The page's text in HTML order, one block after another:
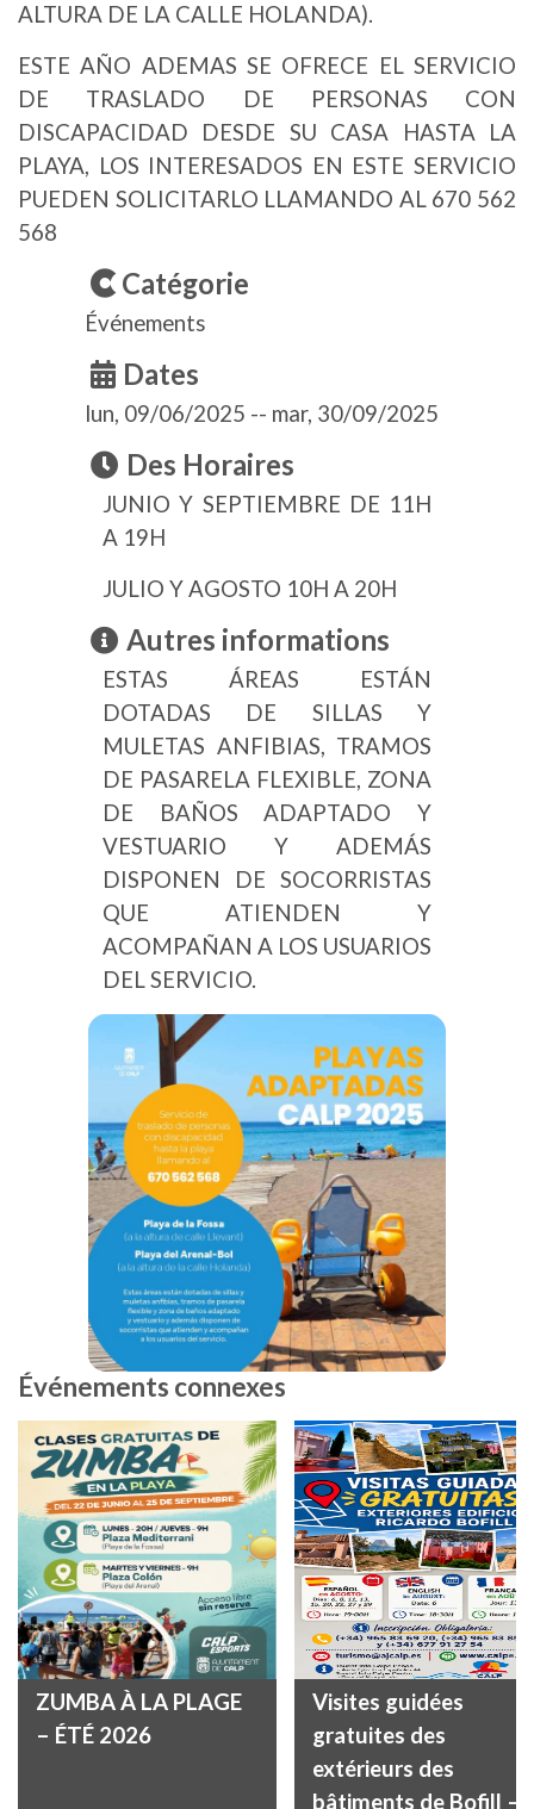
ALTURA DE LA CALLE HOLANDA).
ESTE AÑO ADEMAS SE OFRECE EL SERVICIO
DE TRASLADO DE PERSONAS CON
DISCAPACIDAD DESDE SU CASA HASTA LA
PLAYA, LOS INTERESADOS EN ESTE SERVICIO
PUEDEN SOLICITARLO LLAMANDO AL 670 562
568
Catégorie
Événements
Dates
lun, 09/06/2025 -- mar, 30/09/2025
Des Horaires
JUNIO Y SEPTIEMBRE DE 11H
A 19H
JULIO Y AGOSTO 10H A 20H
Autres informations
ESTAS ÁREAS ESTÁN
DOTADAS DE SILLAS Y
MULETAS ANFIBIAS, TRAMOS
DE PASARELA FLEXIBLE, ZONA
DE BAÑOS ADAPTADO Y
VESTUARIO Y ADEMÁS
DISPONEN DE SOCORRISTAS
QUE ATIENDEN Y
ACOMPAÑAN A LOS USUARIOS
DEL SERVICIO.
Événements connexes
ZUMBA À LA PLAGE
– ÉTÉ 2026
Visites guidées
gratuites des
extérieurs des
bâtiments de Bofill –